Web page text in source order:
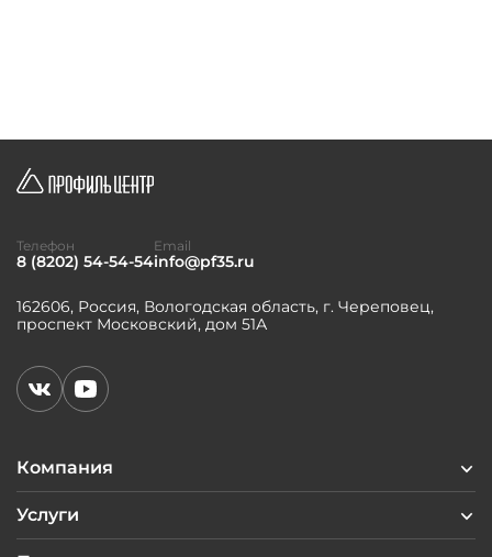
Компания
Услуги
162606, Россия, Вологодская область, г. Череповец,
проспект Московский, дом 51А
Телефон
8 (8202) 54-54-54
Email
info@pf35.ru